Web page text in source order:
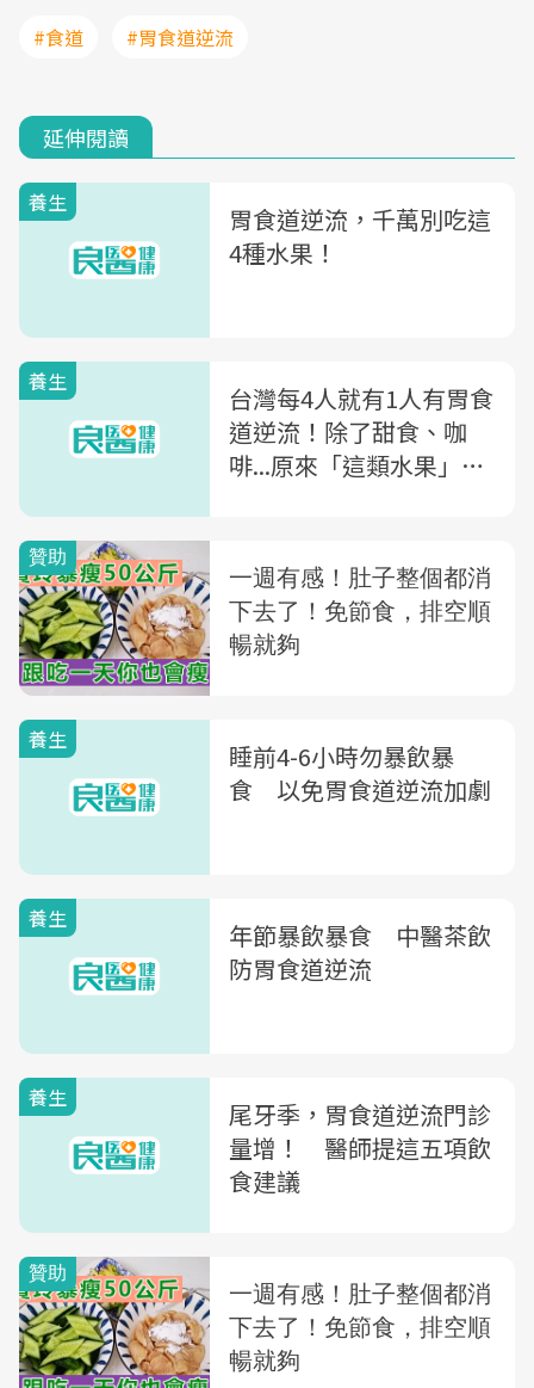
#食道 #胃食道逆流
延伸閱讀
養生
胃食道逆流，千萬別吃這
4種水果！
養生
台灣每4人就有1人有胃食
道逆流！除了甜食、咖
啡...原來「這類水果」也
養生
睡前4-6小時勿暴飲暴
食 以免胃食道逆流加劇
養生
年節暴飲暴食 中醫茶飲
防胃食道逆流
養生
尾牙季，胃食道逆流門診
量增！ 醫師提這五項飲
食建議